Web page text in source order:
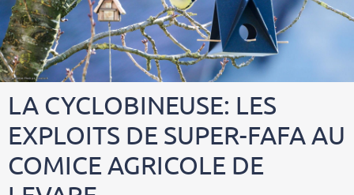
LA CYCLOBINEUSE: LES
EXPLOITS DE SUPER-FAFA AU
COMICE AGRICOLE DE